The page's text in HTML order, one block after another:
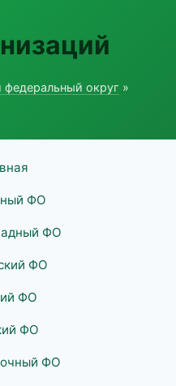
федеральный округ »
ФО
ФО
ФО
ФО
ФО
ФО